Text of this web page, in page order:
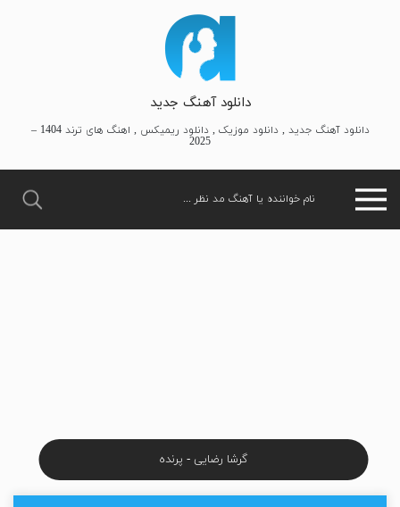
دانلود آهنگ جدید
دانلود آهنگ جدید , دانلود موزیک , دانلود ریمیکس , اهنگ های ترند 1404 –
2025
گرشا رضایی - پرنده